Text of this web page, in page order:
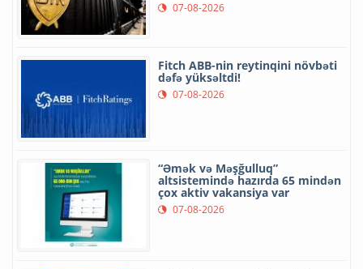
07-08-2026
Fitch ABB-nin reytinqini növbəti
dəfə yüksəltdi!
07-08-2026
“Əmək və Məşğulluq”
altsistemində hazırda 65 mindən
çox aktiv vakansiya var
07-08-2026